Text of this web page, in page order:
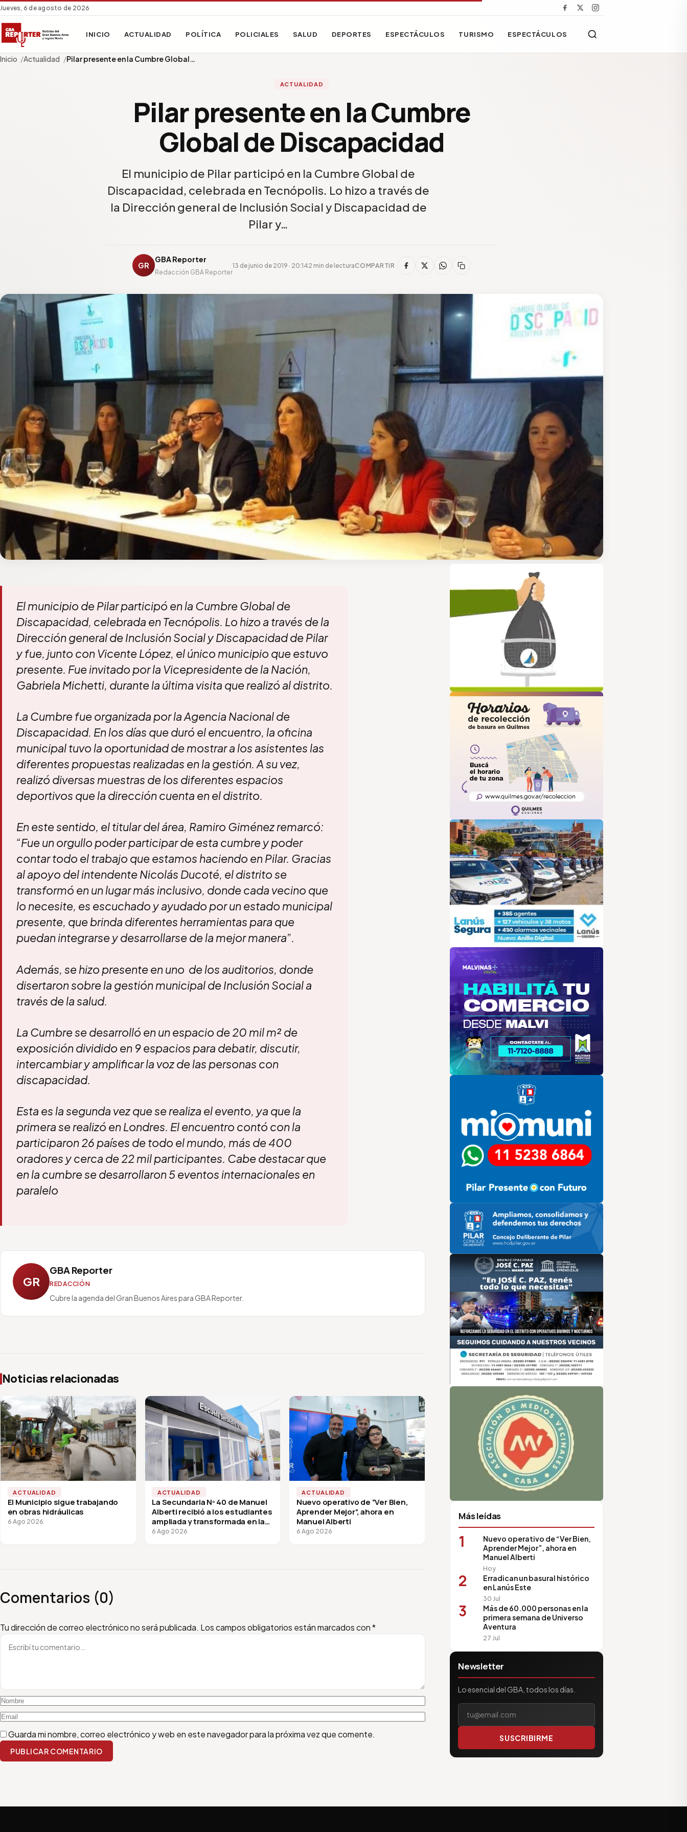
Jueves, 6 de agosto de 2026
INICIO ACTUALIDAD POLÍTICA POLICIALES SALUD DEPORTES ESPECTÁCULOS TURISMO ESPECTÁCULOS
Inicio Actualidad Pilar presente en la Cumbre Global…
ACTUALIDAD
Pilar presente en la Cumbre
Global de Discapacidad
El municipio de Pilar participó en la Cumbre Global de
Discapacidad, celebrada en Tecnópolis. Lo hizo a través de
la Dirección general de Inclusión Social y Discapacidad de
Pilar y…
GR
GBA Reporter
Redacción GBA Reporter
13 de junio de 2019 · 20:142 min de lecturaCOMPARTIR
El municipio de Pilar participó en la Cumbre Global de
Discapacidad, celebrada en Tecnópolis. Lo hizo a través de la
Dirección general de Inclusión Social y Discapacidad de Pilar
y fue, junto con Vicente López, el único municipio que estuvo
presente. Fue invitado por la Vicepresidente de la Nación,
Gabriela Michetti, durante la última visita que realizó al distrito.
La Cumbre fue organizada por la Agencia Nacional de
Discapacidad. En los días que duró el encuentro, la oficina
municipal tuvo la oportunidad de mostrar a los asistentes las
diferentes propuestas realizadas en la gestión. A su vez,
realizó diversas muestras de los diferentes espacios
deportivos que la dirección cuenta en el distrito.
En este sentido, el titular del área, Ramiro Giménez remarcó:
“Fue un orgullo poder participar de esta cumbre y poder
contar todo el trabajo que estamos haciendo en Pilar. Gracias
al apoyo del intendente Nicolás Ducoté, el distrito se
transformó en un lugar más inclusivo, donde cada vecino que
lo necesite, es escuchado y ayudado por un estado municipal
presente, que brinda diferentes herramientas para que
puedan integrarse y desarrollarse de la mejor manera”.
Además, se hizo presente en uno de los auditorios, donde
disertaron sobre la gestión municipal de Inclusión Social a
través de la salud.
La Cumbre se desarrolló en un espacio de 20 mil m² de
exposición dividido en 9 espacios para debatir, discutir,
intercambiar y amplificar la voz de las personas con
discapacidad.
Esta es la segunda vez que se realiza el evento, ya que la
primera se realizó en Londres. El encuentro contó con la
participaron 26 países de todo el mundo, más de 400
oradores y cerca de 22 mil participantes. Cabe destacar que
en la cumbre se desarrollaron 5 eventos internacionales en
paralelo
GR
GBA Reporter
REDACCIÓN
Cubre la agenda del Gran Buenos Aires para GBA Reporter.
Noticias relacionadas
ACTUALIDAD
El Municipio sigue trabajando
en obras hidráulicas
6 Ago 2026
ACTUALIDAD
La Secundaria Nº 40 de Manuel
Alberti recibió a los estudiantes
ampliada y transformada en la
vuelta a clases
6 Ago 2026
ACTUALIDAD
Nuevo operativo de “Ver Bien,
Aprender Mejor”, ahora en
Manuel Alberti
6 Ago 2026
Comentarios (0)
Tu dirección de correo electrónico no será publicada. Los campos obligatorios están marcados con*
Escribí tu comentario
Nombre
Email
Guarda mi nombre, correo electrónico y web en este navegador para la próxima vez que comente.
PUBLICAR COMENTARIO
quilmes
LANUS
malvinas
Pilar
Pilar HCD
Asociación de Medios Vecinales
Más leídas
1
Nuevo operativo de “Ver Bien,
Aprender Mejor”, ahora en
Manuel Alberti
Hoy
2
Erradican un basural histórico
en Lanús Este
30 Jul
3
Más de 60.000 personas en la
primera semana de Universo
Aventura
27 Jul
Newsletter
Lo esencial del GBA, todos los días.
Tu correo electrónico
SUSCRIBIRME